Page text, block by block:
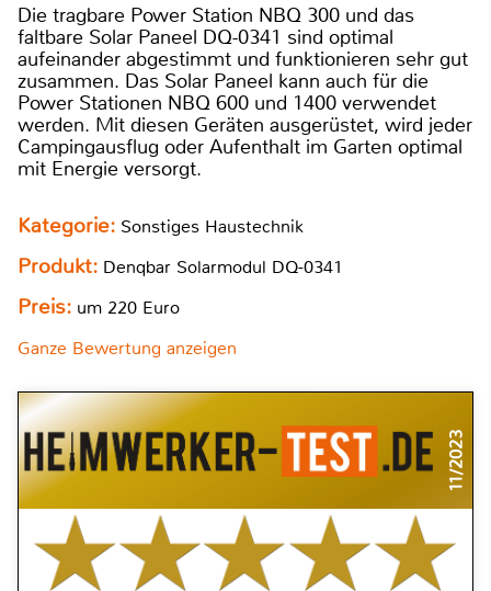
Die tragbare Power Station NBQ 300 und das
faltbare Solar Paneel DQ-0341 sind optimal
aufeinander abgestimmt und funktionieren sehr gut
zusammen. Das Solar Paneel kann auch für die
Power Stationen NBQ 600 und 1400 verwendet
werden. Mit diesen Geräten ausgerüstet, wird jeder
Campingausflug oder Aufenthalt im Garten optimal
mit Energie versorgt.
Kategorie: Sonstiges Haustechnik
Produkt: Denqbar Solarmodul DQ-0341
Preis: um 220 Euro
Ganze Bewertung anzeigen
11/2023